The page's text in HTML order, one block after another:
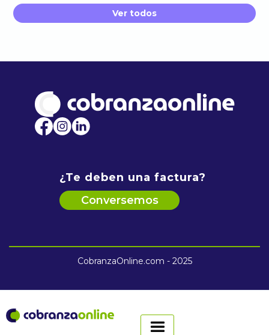
Ver todos
¿Te deben una factura?
Conversemos
CobranzaOnline.com - 2025